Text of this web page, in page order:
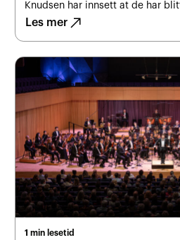
Knudsen har innsett at de har
Les mernorth_east
1 min lesetid